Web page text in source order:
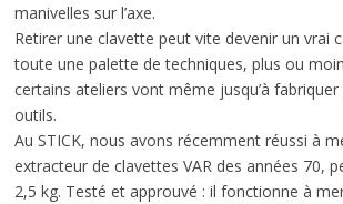
manivelles sur l’axe.
Retirer une clavette peut vite devenir un vrai
toute une palette de techniques, plus ou
certains ateliers vont même jusqu’à
outils.
Au STICK, nous avons récemment réussi à
extracteur de clavettes VAR des années 70,
2,5 kg. Testé et approuvé : il fonctionne à